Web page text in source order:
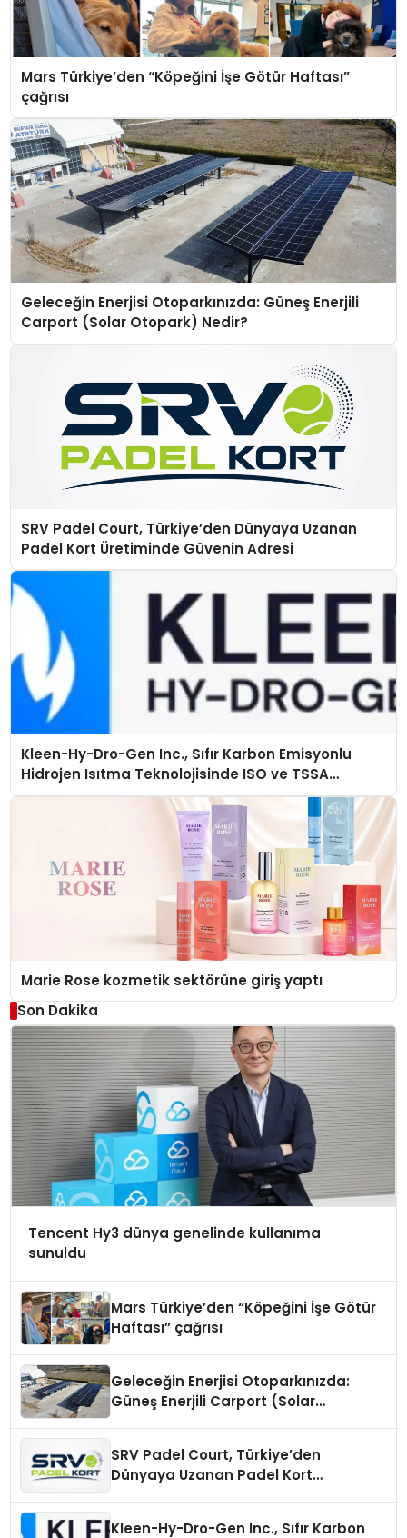
Mars Türkiye’den “Köpeğini İşe Götür Haftası”
çağrısı
Geleceğin Enerjisi Otoparkınızda: Güneş Enerjili
Carport (Solar Otopark) Nedir?
SRV Padel Court, Türkiye’den Dünyaya Uzanan
Padel Kort Üretiminde Güvenin Adresi
Kleen-Hy-Dro-Gen Inc., Sıfır Karbon Emisyonlu
Hidrojen Isıtma Teknolojisinde ISO ve TSSA
Düzenleyici Onaylarını Aldı
Marie Rose kozmetik sektörüne giriş yaptı
Son Dakika
Tencent Hy3 dünya genelinde kullanıma
sunuldu
Mars Türkiye’den “Köpeğini İşe Götür
Haftası” çağrısı
Geleceğin Enerjisi Otoparkınızda:
Güneş Enerjili Carport (Solar
SRV Padel Court, Türkiye’den
Dünyaya Uzanan Padel Kort
Kleen-Hy-Dro-Gen Inc., Sıfır Karbon